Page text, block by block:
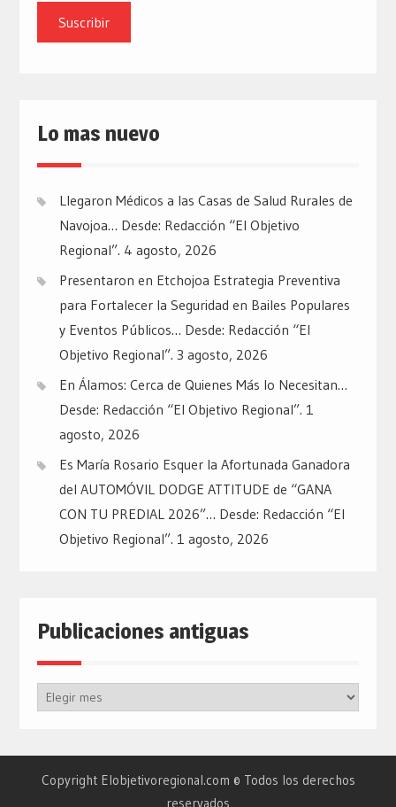
email
Lo mas nuevo
Llegaron Médicos a las Casas de Salud Rurales de
Navojoa… Desde: Redacción “El Objetivo
Regional”. 4 agosto, 2026
Presentaron en Etchojoa Estrategia Preventiva
para Fortalecer la Seguridad en Bailes Populares
y Eventos Públicos… Desde: Redacción “El
Objetivo Regional”. 3 agosto, 2026
En Álamos: Cerca de Quienes Más lo Necesitan…
Desde: Redacción “El Objetivo Regional”. 1
agosto, 2026
Es María Rosario Esquer la Afortunada Ganadora
del AUTOMÓVIL DODGE ATTITUDE de “GANA
CON TU PREDIAL 2026”… Desde: Redacción “El
Objetivo Regional”. 1 agosto, 2026
Publicaciones antiguas
Publicaciones
Copyright Elobjetivoregional.com © Todos los derechos
reservados